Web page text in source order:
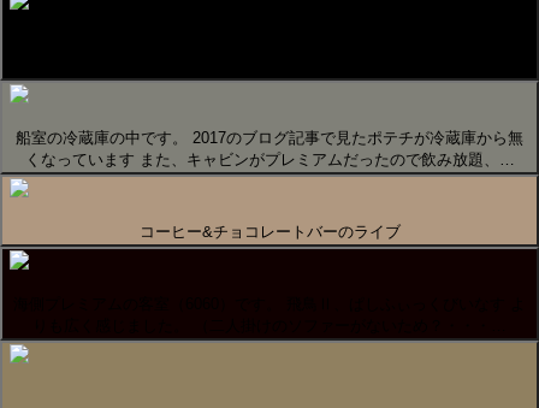
船室の冷蔵庫の中です。 2017のブログ記事で見たポテチが冷蔵庫から無
くなっています また、キャビンがプレミアムだったので飲み放題、…
コーヒー&チョコレートバーのライブ